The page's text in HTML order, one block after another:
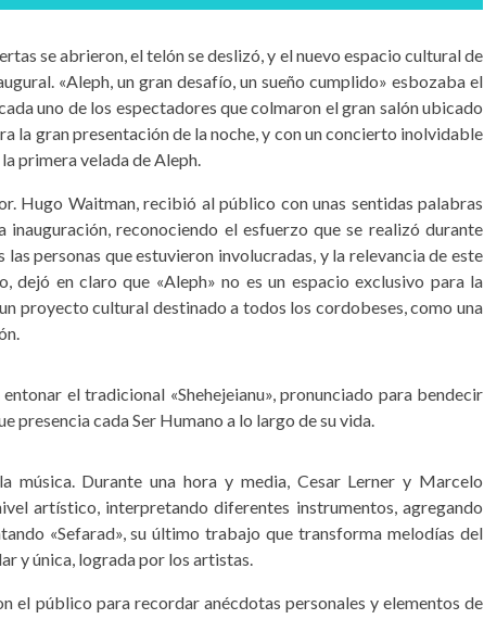
se abrieron, el telón se deslizó, y el nuevo espacio cultural de
«Aleph, un gran desafío, un sueño cumplido» esbozaba el
uno de los espectadores que colmaron el gran salón ubicado
la gran presentación de la noche, y con un concierto inolvidable
primera velada de Aleph.
Hugo Waitman, recibió al público con unas sentidas palabras
reconociendo el esfuerzo que se realizó durante
personas que estuvieron involucradas, y la relevancia de este
dejó en claro que «Aleph» no es un espacio exclusivo para la
proyecto cultural destinado a todos los cordobeses, como una
el tradicional «Shehejeianu», pronunciado para bendecir
presencia cada Ser Humano a lo largo de su vida.
música. Durante una hora y media, Cesar Lerner y Marcelo
artístico, interpretando diferentes instrumentos, agregando
«Sefarad», su último trabajo que transforma melodías del
y única, lograda por los artistas.
el público para recordar anécdotas personales y elementos de